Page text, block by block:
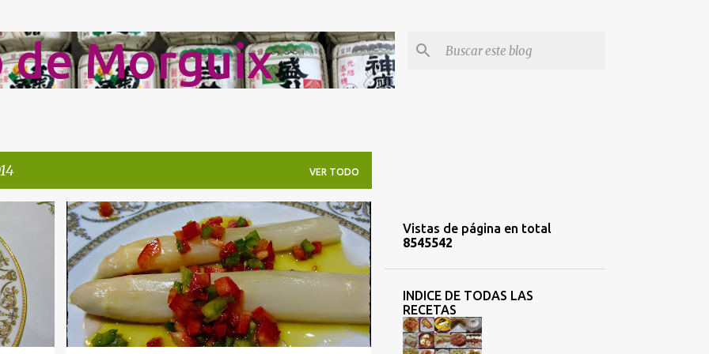
de Morguix
VER TODO
CELEBRACIONES DIABÉTICOS ENTRANTES +1
Vistas de página en total
8545542
INDICE DE TODAS LAS
RECETAS